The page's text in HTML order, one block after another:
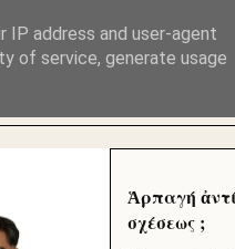
Ἁρπαγή
σχέσεως ;
IP address and user-agent
of service, generate usage